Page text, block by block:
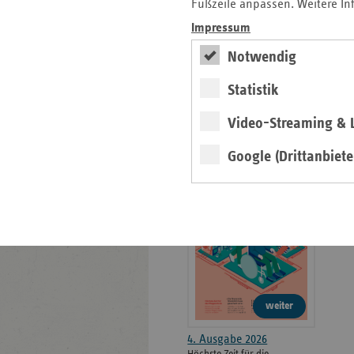
Fußzeile anpassen. Weitere
Impressum
Notwendig
Statistik
Video-Streaming &
Google
Informationen
Der vdek
Karriere
Die GKV
ePaper
weiter
4. Ausgabe 2026